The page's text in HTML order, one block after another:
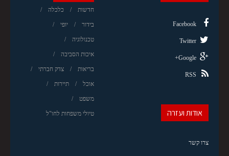
חדשות כלכלה
בידור יופי
טכנולוגיה
איכות הסביבה
בריאות צדק חברתי
אוכל תיירות
משפט
טיולי משפחות לחו"ל
Facebook
Twitter
Google+
RSS
אודות ועזרה
צרו קשר